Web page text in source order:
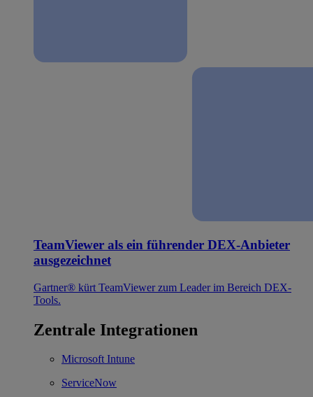
TeamViewer als ein führender DEX-Anbieter
ausgezeichnet
Gartner® kürt TeamViewer zum Leader im Bereich DEX-
Tools.
Zentrale Integrationen
Microsoft Intune
ServiceNow